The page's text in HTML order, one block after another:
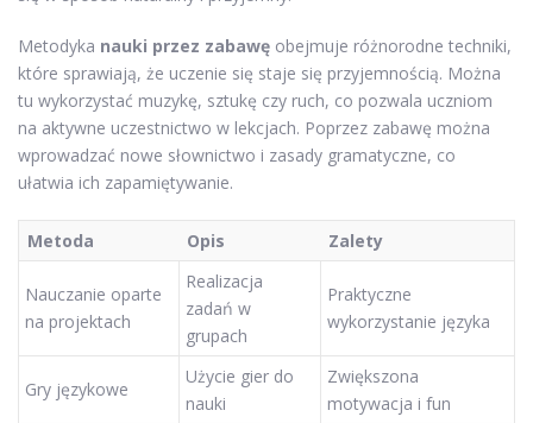
Metodyka nauki przez zabawę obejmuje różnorodne techniki,
które sprawiają, że uczenie się staje się przyjemnością. Można
tu wykorzystać muzykę, sztukę czy ruch, co pozwala uczniom
na aktywne uczestnictwo w lekcjach. Poprzez zabawę można
wprowadzać nowe słownictwo i zasady gramatyczne, co
ułatwia ich zapamiętywanie.
Metoda Opis Zalety
Nauczanie oparte
na projektach
Realizacja
zadań w
grupach
Praktyczne
wykorzystanie języka
Gry językowe
Użycie gier do
nauki
Zwiększona
motywacja i fun